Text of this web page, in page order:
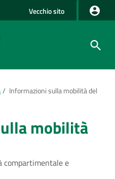
Vecchio sito
/ Informazioni sulla mobilità del
mobilità
compartimentale e